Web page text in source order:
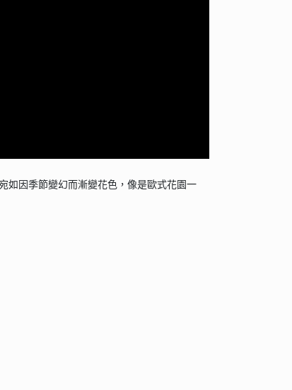
如因季節變幻而漸變花色，像是歐式花園一